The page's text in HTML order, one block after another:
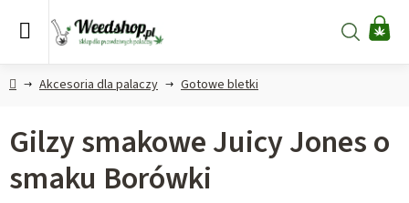
Szukaj
HomeAkcesoria dla palaczy Gotowe bletki
Gilzy smakowe Juicy Jones o
smaku Borówki